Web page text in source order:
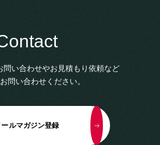
問い合わせやお見積もり依頼など
問い合わせください。
ールマガジン登録